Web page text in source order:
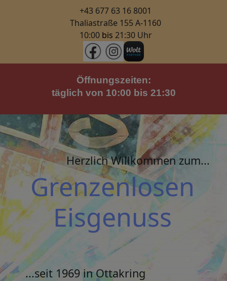
+43 677 63 16 8001
Thaliastraße 155 A-1160
10:00 bis 21:30 Uhr
Öffnungszeiten:
täglich von 10:00 bis 21:30
Herzlich Willkommen zum...
Grenzenlosen
Eisgenuss
...seit 1969 in Ottakring